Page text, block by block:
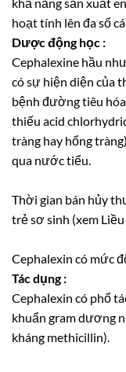
hoạt tính lên đa số
Dược động học :
Cephalexine hầu
có sự hiện diện của
bệnh đường tiêu
thiếu acid
tràng hay hổng
qua nước tiểu.
Thời gian bán hủy
trẻ sơ sinh (xem
Cephalexin có mức
Tác dụng :
Cephalexin có phổ
khuẩn gram dương
kháng methicillin).